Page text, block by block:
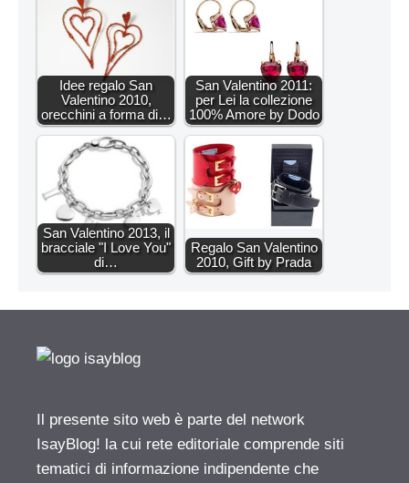
Idee regalo San
Valentino 2010,
orecchini a forma di…
San Valentino 2011:
per Lei la collezione
100% Amore by Dodo
San Valentino 2013, il
bracciale "I Love You"
di…
Regalo San Valentino
2010, Gift by Prada
Il presente sito web è parte del network
IsayBlog! la cui rete editoriale comprende siti
tematici di informazione indipendente che